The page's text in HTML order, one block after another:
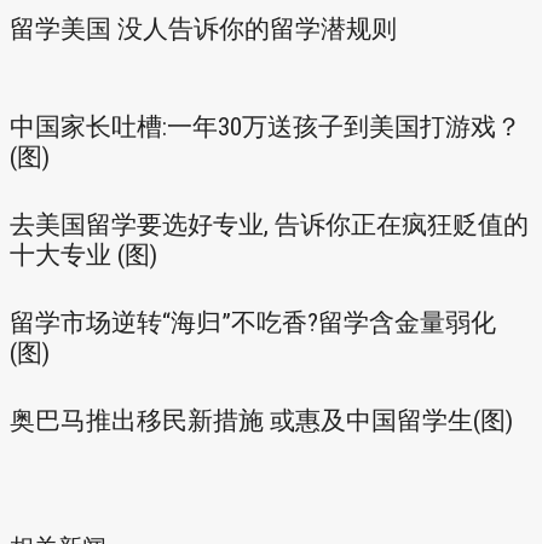
留学美国 没人告诉你的留学潜规则
中国家长吐槽:一年30万送孩子到美国打游戏？
(图)
去美国留学要选好专业, 告诉你正在疯狂贬值的
十大专业 (图)
留学市场逆转“海归”不吃香?留学含金量弱化
(图)
奥巴马推出移民新措施 或惠及中国留学生(图)